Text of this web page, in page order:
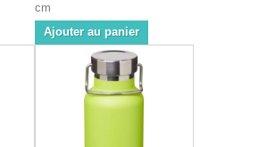
cm
Ajouter au panier